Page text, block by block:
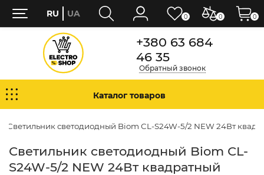
+380 63 684
46 35
Обратный звонок
Каталог товаров
Светильник светодиодный Biom СL-S24W-5/2 NEW 24Вт
Светильник светодиодный Biom СL-
S24W-5/2 NEW 24Вт квадратный
0 0
RU UA 0